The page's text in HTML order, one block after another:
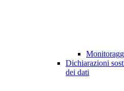
Dichiarazioni
dei dati